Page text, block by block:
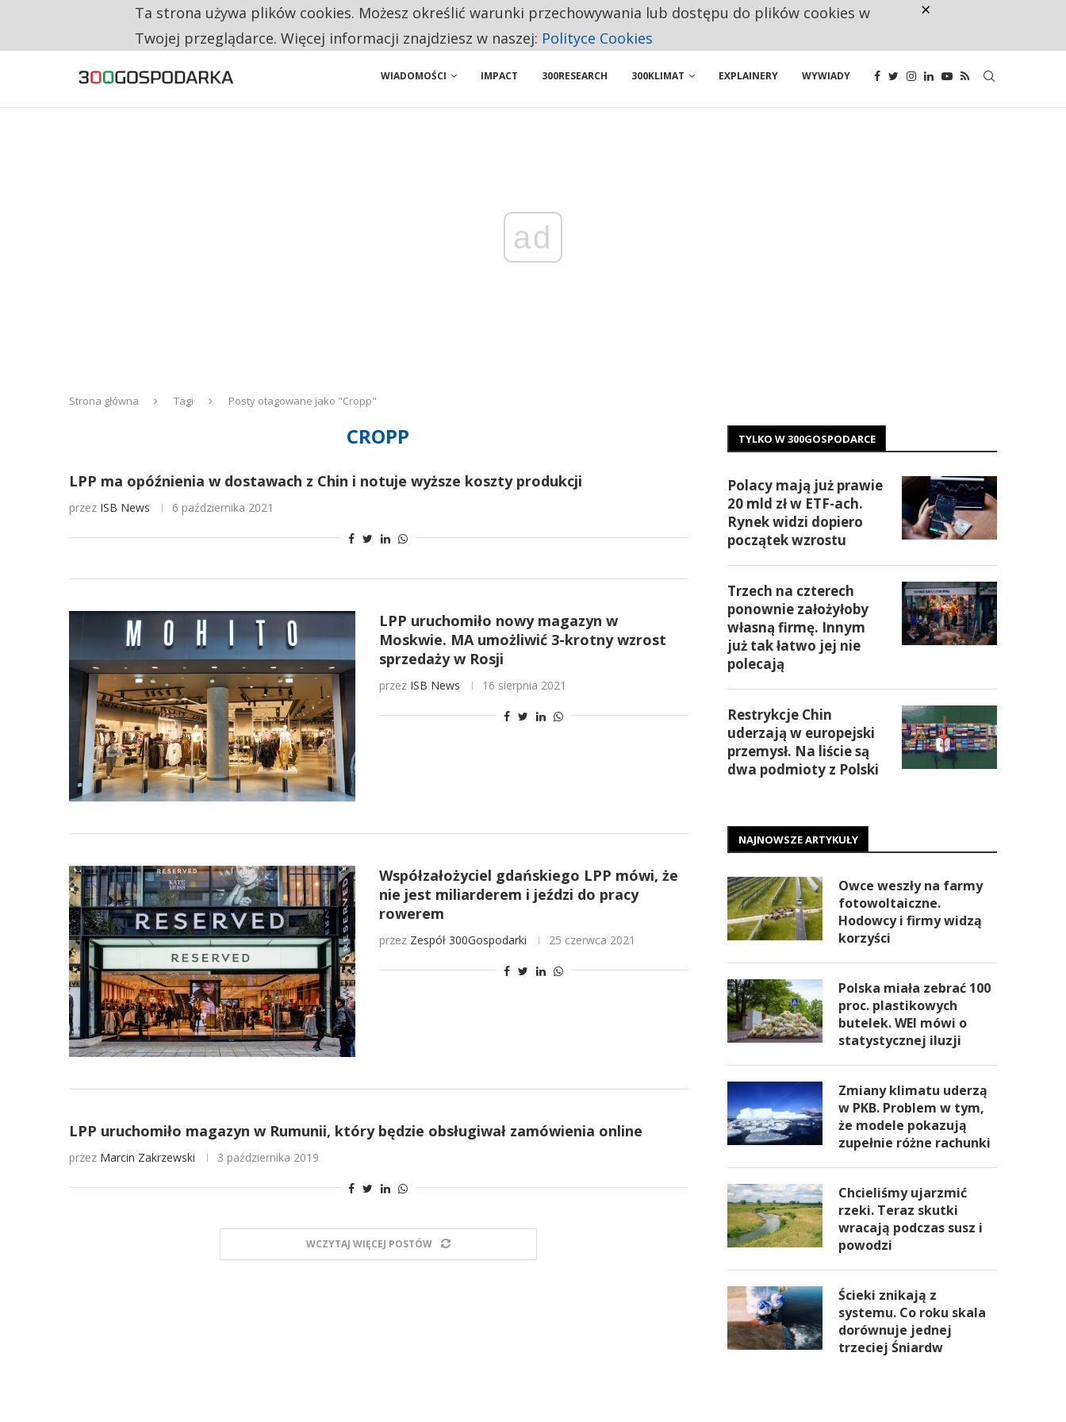
TRZECH NA CZTERECH PONOWNIE ZAŁOŻYŁOBY WŁASNĄ FIRMĘ. INNYM JUŻ TAK ŁATWO JEJ NIE POLECAJĄ
WIADOMOŚCI IMPACT 300RESEARCH 300KLIMAT EXPLAINERY WYWIADY
ad
Strona główna Tagi Posty otagowane jako "Cropp"
CROPP
LPP ma opóźnienia w dostawach z Chin i notuje wyższe koszty produkcji
przez ISB News 6 października 2021
LPP uruchomiło nowy magazyn w
Moskwie. MA umożliwić 3-krotny wzrost
sprzedaży w Rosji
przez ISB News 16 sierpnia 2021
Współzałożyciel gdańskiego LPP mówi, że
nie jest miliarderem i jeździ do pracy
rowerem
przez Zespół 300Gospodarki 25 czerwca 2021
LPP uruchomiło magazyn w Rumunii, który będzie obsługiwał zamówienia online
przez Marcin Zakrzewski 3 października 2019
WCZYTAJ WIĘCEJ POSTÓW
TYLKO W 300GOSPODARCE
Polacy mają już prawie
20 mld zł w ETF-ach.
Rynek widzi dopiero
początek wzrostu
Trzech na czterech
ponownie założyłoby
własną firmę. Innym
już tak łatwo jej nie
polecają
Restrykcje Chin
uderzają w europejski
przemysł. Na liście są
dwa podmioty z Polski
NAJNOWSZE ARTYKUŁY
Owce weszły na farmy
fotowoltaiczne.
Hodowcy i firmy widzą
korzyści
Polska miała zebrać 100
proc. plastikowych
butelek. WEI mówi o
statystycznej iluzji
Zmiany klimatu uderzą
w PKB. Problem w tym,
że modele pokazują
zupełnie różne rachunki
Chcieliśmy ujarzmić
rzeki. Teraz skutki
wracają podczas susz i
powodzi
Ścieki znikają z
systemu. Co roku skala
dorównuje jednej
trzeciej Śniardw
Ta strona używa plików cookies. Możesz określić warunki przechowywania lub dostępu do plików cookies w
Twojej przeglądarce. Więcej informacji znajdziesz w naszej: Polityce Cookies
×